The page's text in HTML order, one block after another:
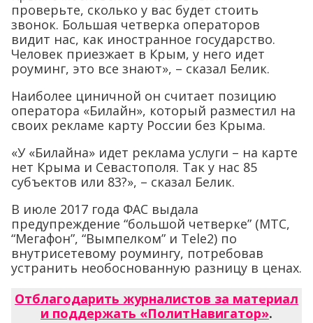
проверьте, сколько у вас будет стоить
звонок. Большая четверка операторов
видит нас, как иностранное государство.
Человек приезжает в Крым, у него идет
роуминг, это все знают», – сказал Белик.
Наиболее циничной он считает позицию
оператора «Билайн», который разместил на
своих рекламе карту России без Крыма.
«У «Билайна» идет реклама услуги – на карте
нет Крыма и Севастополя. Так у нас 85
субъектов или 83?», – сказал Белик.
В июле 2017 года ФАС выдала
предупреждение “большой четверке” (МТС,
“Мегафон”, “Вымпелком” и Tele2) по
внутрисетевому роумингу, потребовав
устранить необоснованную разницу в ценах.
Отблагодарить журналистов за материал
и поддержать «ПолитНавигатор».